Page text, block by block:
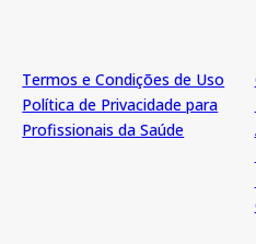
Termos e Condições de Uso
Política de Privacidade para
Profissionais da Saúde